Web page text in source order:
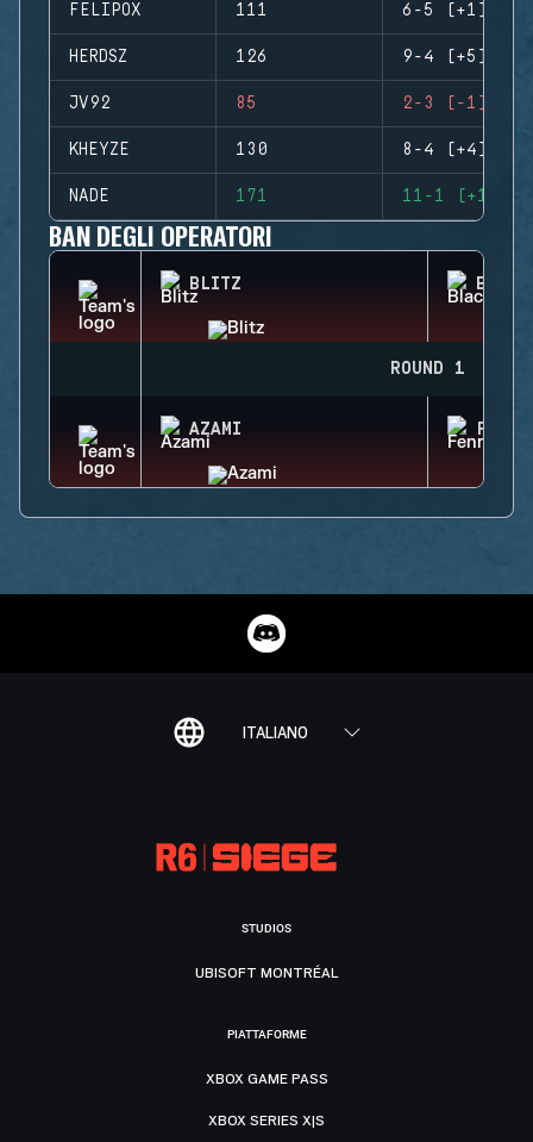
FELIPOX 111 6-5 (+1)
HERDSZ 126 9-4 (+5)
JV92 85 2-3 (-1)
KHEYZE 130 8-4 (+4)
NADE 171 11-1 (+10)
BAN DEGLI OPERATORI
BLITZ
ROUND 1
AZAMI
ITALIANO
STUDIOS
UBISOFT MONTRÉAL
PIATTAFORME
XBOX GAME PASS
XBOX SERIES X|S